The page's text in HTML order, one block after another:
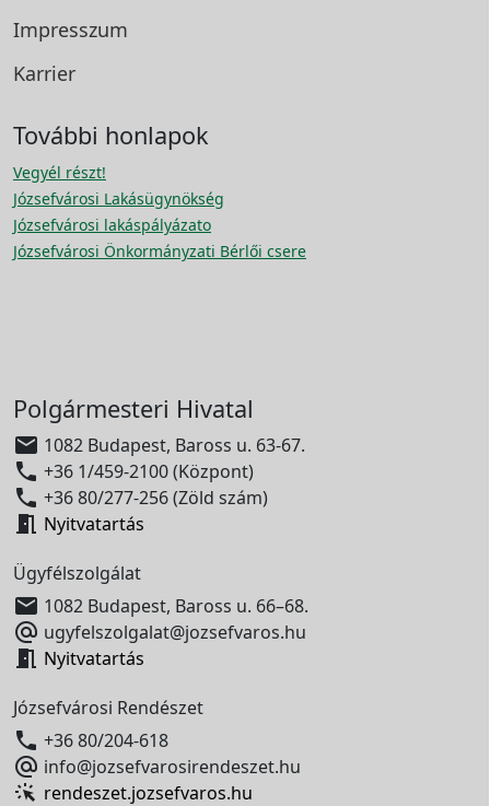
Impresszum
Karrier
További honlapok
Vegyél részt!
Józsefvárosi Lakásügynökség
Józsefvárosi lakáspályázato
Józsefvárosi Önkormányzati Bérlői csere
Polgármesteri Hivatal
 1082 Budapest, Baross u. 63-67.
 +36 1/459-2100 (Központ)
 +36 80/277-256 (Zöld szám)
 Nyitvatartás
Ügyfélszolgálat
 1082 Budapest, Baross u. 66–68.
 ugyfelszolgalat@jozsefvaros.hu
 Nyitvatartás
Józsefvárosi Rendészet
 +36 80/204-618
 info@jozsefvarosirendeszet.hu
rendeszet.jozsefvaros.hu